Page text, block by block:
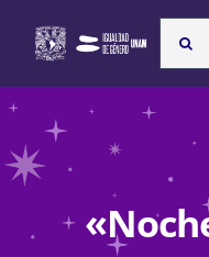
content
Search
for: